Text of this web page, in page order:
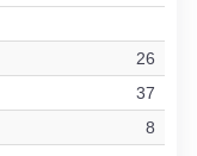
26
37
8